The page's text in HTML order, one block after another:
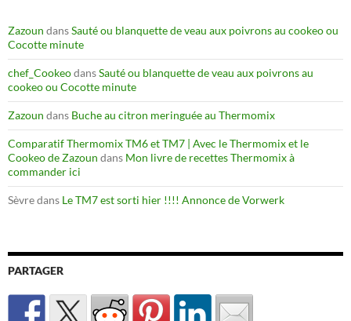
Zazoun dansSauté ou blanquette de veau aux poivrons au cookeo ou
Cocotte minute
chef_CookeodansSauté ou blanquette de veau aux poivrons au
cookeo ou Cocotte minute
Zazoun dans Buche au citron meringuée au Thermomix
Comparatif Thermomix TM6 et TM7 | Avec le Thermomix et le
Cookeo de Zazoun dans Mon livre de recettes Thermomix à
commander ici
Sèvredans Le TM7 est sorti hier !!!! Annonce de Vorwerk
PARTAGER